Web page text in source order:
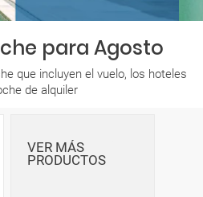
para Agosto
que incluyen el vuelo, los hoteles
de alquiler
VER MÁS
PRODUCTOS